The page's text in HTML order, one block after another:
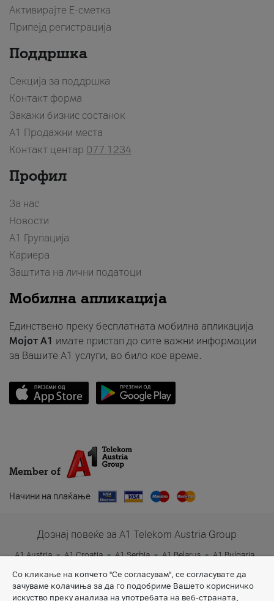
Активирајте Е-сметка
Припејд регистрација
Поддршка
Секција за поддршка
Контакт форма
Закажи бизнис состанок
A1 Продажни места
Контакт центар 077 1234
Профил
За нас
Новости
А1 Групација
Кариера
Заштита на лични податоци
Мобилна апликација
Единствено преку бесплатната мобилна апликација
Мојот A1 имате пристап до сите важни информации
за Вашите A1 услуги, во било кое време.
Member of
Начини на плаќање
Дознај повеќе за A1 Telekom Austria Group
A1 Austria A1 Croatia A1 Serbia A1 Belarus
A1 Bulgaria
Со кликање на копчето "Се согласувам", се согласувате да
зачуваме колачиња за да го подобриме Вашето корисничко
искуство преку анализа на употребата на веб-страната,